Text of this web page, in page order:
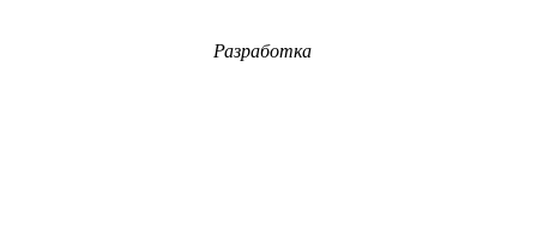
Разработка